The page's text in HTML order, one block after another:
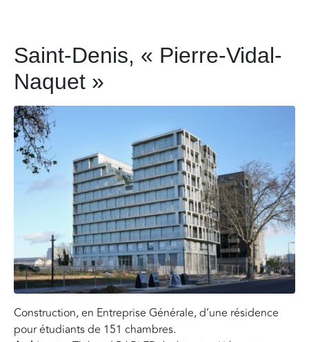
Saint-Denis, « Pierre-Vidal-
Naquet »
Construction, en Entreprise Générale, d’une résidence
pour étudiants de 151 chambres.